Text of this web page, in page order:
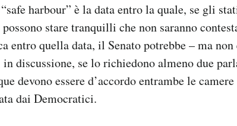
harbour” è la data entro la quale, se gli
stare tranquilli che non saranno
entro quella data, il Senato potrebbe – ma
discussione, se lo richiedono almeno due
devono essere d’accordo entrambe le
dai Democratici.